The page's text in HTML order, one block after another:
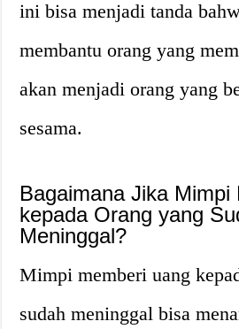
ini bisa menjadi tanda
membantu orang yang
akan menjadi orang yang
sesama.
Bagaimana Jika Mimpi
kepada Orang yang
Meninggal?
Mimpi memberi uang
sudah meninggal bisa